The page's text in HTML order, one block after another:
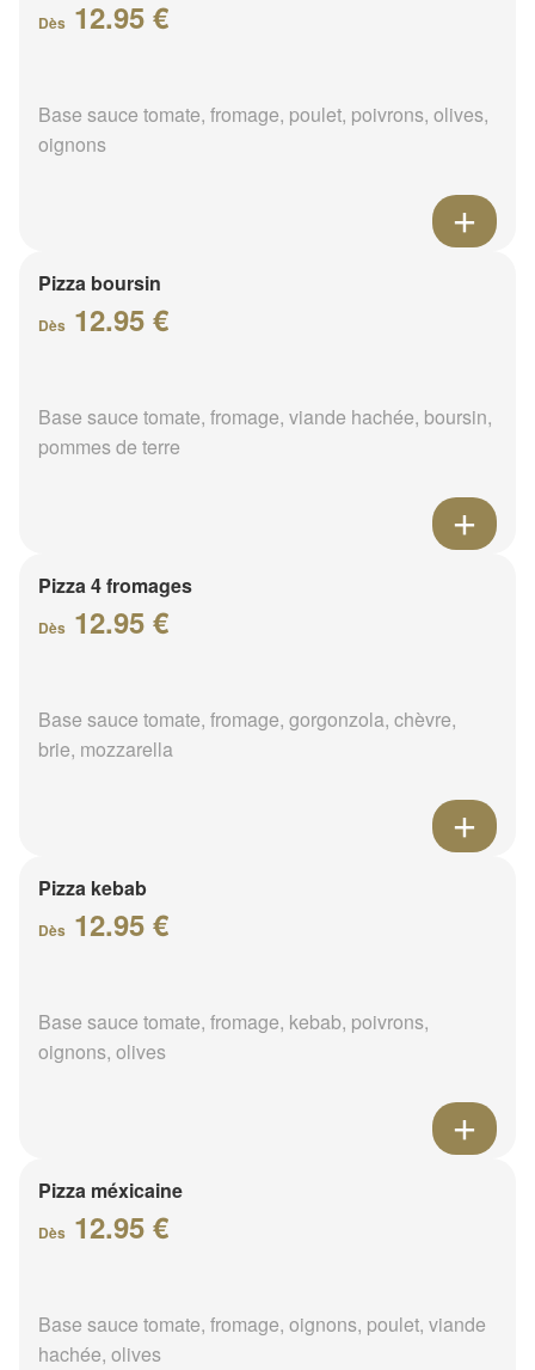
Dès 12.95 €
Base sauce tomate, fromage, poulet, poivrons, olives,
oignons
Pizza boursin
Dès 12.95 €
Base sauce tomate, fromage, viande hachée, boursin,
pommes de terre
Pizza 4 fromages
Dès 12.95 €
Base sauce tomate, fromage, gorgonzola, chèvre,
brie, mozzarella
Pizza kebab
Dès 12.95 €
Base sauce tomate, fromage, kebab, poivrons,
oignons, olives
Pizza méxicaine
Dès 12.95 €
Base sauce tomate, fromage, oignons, poulet, viande
hachée, olives